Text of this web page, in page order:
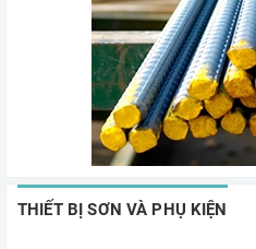
THIẾT BỊ SƠN VÀ PHỤ KIỆN